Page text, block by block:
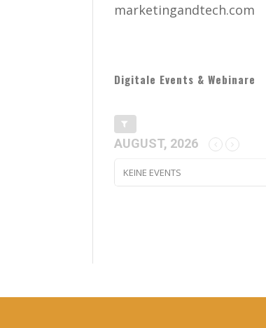
marketingandtech.com
Digitale Events & Webinare
AUGUST, 2026
KEINE EVENTS